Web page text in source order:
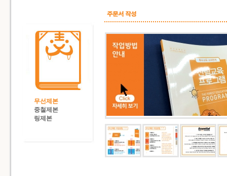
무선제본
중철제본
링제본